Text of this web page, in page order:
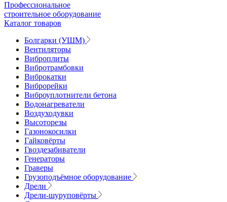
Профессиональное
строительное оборудование
Каталог товаров
Болгарки (УШМ)
Вентиляторы
Виброплиты
Вибротрамбовки
Виброкатки
Виброрейки
Виброуплотнители бетона
Водонагреватели
Воздуходувки
Высоторезы
Газонокосилки
Гайковёрты
Гвоздезабиватели
Генераторы
Граверы
Грузоподъёмное оборудование
Дрели
Дрели-шуруповёрты